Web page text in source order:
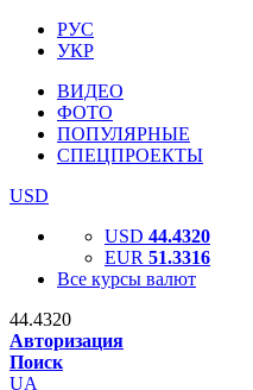
РУС
УКР
ВИДЕО
ФОТО
ПОПУЛЯРНЫЕ
СПЕЦПРОЕКТЫ
USD
USD 44.4320
EUR 51.3316
Все курсы валют
44.4320
Авторизация
Поиск
UA